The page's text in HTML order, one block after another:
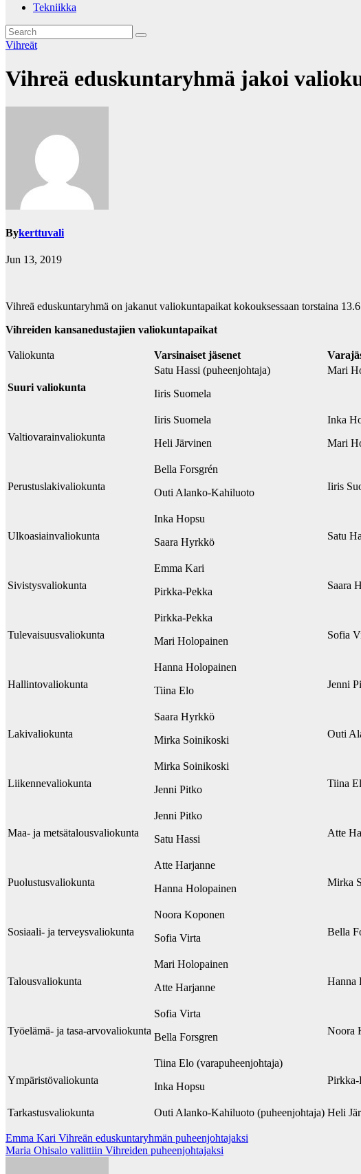
Tekniikka
Vihreät
Vihreä eduskuntaryhmä jakoi
Bykerttuvali
Jun 13, 2019
Vihreä eduskuntaryhmä on jakanut valiokuntapaikat kokouksessaan torstaina
Vihreiden kansanedustajien valiokuntapaikat
Valiokunta Varsinaiset jäsenet
Suuri valiokunta
Satu Hassi (puheenjohtaja)
Iiris Suomela
Mari
Valtiovarainvaliokunta
Iiris Suomela
Heli Järvinen
Inka
Mari
Perustuslakivaliokunta
Bella Forsgrén
Outi Alanko-Kahiluoto
Iiris
Ulkoasiainvaliokunta
Inka Hopsu
Saara Hyrkkö
Satu
Sivistysvaliokunta
Emma Kari
Pirkka-Pekka
Saara
Tulevaisuusvaliokunta
Pirkka-Pekka
Mari Holopainen
Sofia
Hallintovaliokunta
Hanna Holopainen
Tiina Elo
Jenni
Lakivaliokunta
Saara Hyrkkö
Mirka Soinikoski
Outi
Liikennevaliokunta
Mirka Soinikoski
Jenni Pitko
Tiina
Maa- ja metsätalousvaliokunta
Jenni Pitko
Satu Hassi
Atte
Puolustusvaliokunta
Atte Harjanne
Hanna Holopainen
Mirka
Sosiaali- ja terveysvaliokunta
Noora Koponen
Sofia Virta
Bella
Talousvaliokunta
Mari Holopainen
Atte Harjanne
Hanna
Työelämä- ja tasa-arvovaliokunta
Sofia Virta
Bella Forsgren
Noora
Ympäristövaliokunta
Tiina Elo (varapuheenjohtaja)
Inka Hopsu
Pirkka-
Tarkastusvaliokunta Outi Alanko-Kahiluoto (puheenjohtaja) Heli
Post
navigation
Emma Kari Vihreän eduskuntaryhmän puheenjohtajaksi
Maria Ohisalo valittiin Vihreiden puheenjohtajaksi